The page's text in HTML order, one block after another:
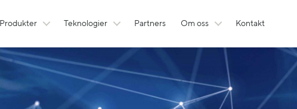
Produkter Teknologier Partners Om oss Kontakt